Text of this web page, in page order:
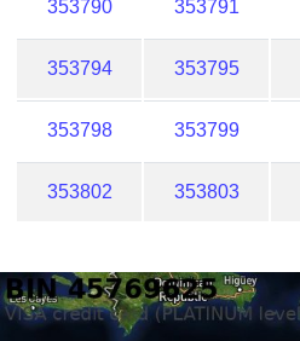
353790 353791
353794 353795
353798 353799
353802 353803